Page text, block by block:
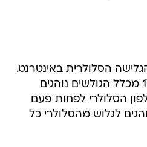
הסלולרית באינטרנט.
מהממצאים עולה, כי 17% מכלל הגולשים נוהגים
הסלולרי לפחות פעם
נוהגים לגלוש מהסלולרי כל